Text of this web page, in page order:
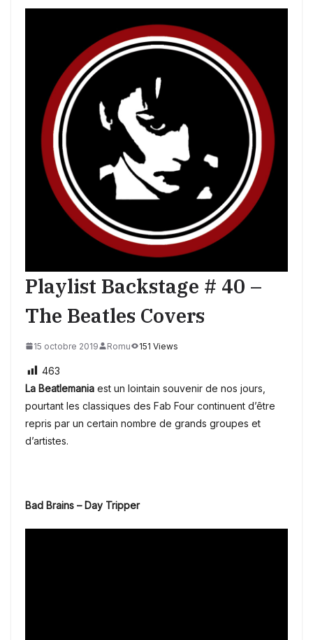
Playlist Backstage # 40 –
The Beatles Covers
15 octobre 2019 Romu 151 Views
463
La Beatlemania est un lointain souvenir de nos jours,
pourtant les classiques des Fab Four continuent d’être
repris par un certain nombre de grands groupes et
d’artistes.
Bad Brains – Day Tripper